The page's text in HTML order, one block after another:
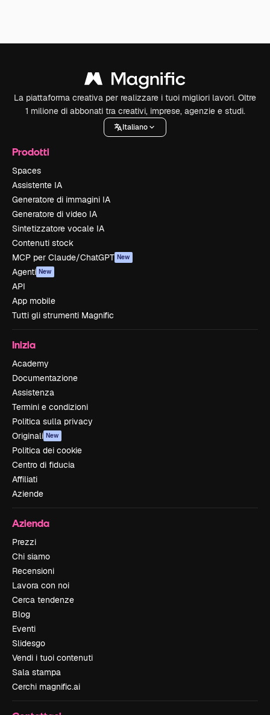
La piattaforma creativa per realizzare i tuoi migliori lavori. Oltre
1 milione di abbonati tra creativi, imprese, agenzie e studi.
Italiano
Prodotti
Spaces
Assistente IA
Generatore di immagini IA
Generatore di video IA
Sintetizzatore vocale IA
Contenuti stock
MCP per Claude/ChatGPT New
Agenti New
API
App mobile
Tutti gli strumenti Magnific
Inizia
Academy
Documentazione
Assistenza
Termini e condizioni
Politica sulla privacy
Originali New
Politica dei cookie
Centro di fiducia
Affiliati
Aziende
Azienda
Prezzi
Chi siamo
Recensioni
Lavora con noi
Cerca tendenze
Blog
Eventi
Slidesgo
Vendi i tuoi contenuti
Sala stampa
Cerchi magnific.ai